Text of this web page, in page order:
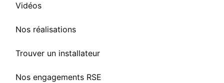
Vidéos
Nos réalisations
Trouver un installateur
Nos engagements RSE